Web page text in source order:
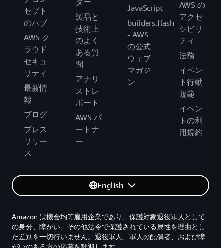
セプト
のハブ
AWS ク
ラウド
セキュ
リティ
最新情
報
ブログ
プレス
リリー
ス
ター
製品と
技術上
のよく
ある質
問
アナリ
ストレ
ポート
AWS パ
ートナ
ー
JavaScript
builders.flash
- AWS
の公式
ウェブ
マガジ
ン
AWS の
アクセ
シビリ
ティ
法務
イベン
ト行動
規範
イベン
トの利
用規約
English
Amazon は機会均等雇用企業であり、保護対象退役軍人として
の身分、障がい、その他法令で保護されている属性を理由とし
た差別を一切行いません。退役軍人、軍人の配偶者、および障